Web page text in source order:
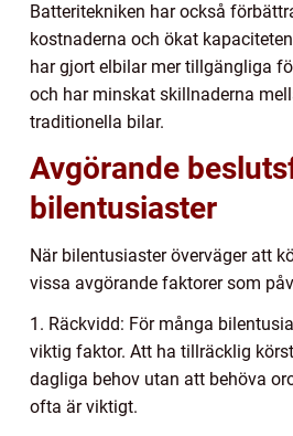
Batteritekniken har också
kostnaderna och ökat
har gjort elbilar mer tillgängliga
och har minskat skillnaderna
traditionella bilar.
Avgörande
bilentusiaster
När bilentusiaster överväger att
vissa avgörande faktorer som
1. Räckvidd: För många
viktig faktor. Att ha tillräcklig
dagliga behov utan att behöva
ofta är viktigt.